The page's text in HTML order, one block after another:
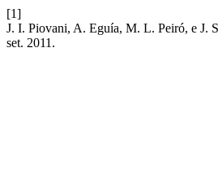
[1]
J. I. Piovani, A. Eguía, M. L. Peiró, e J.
set. 2011.